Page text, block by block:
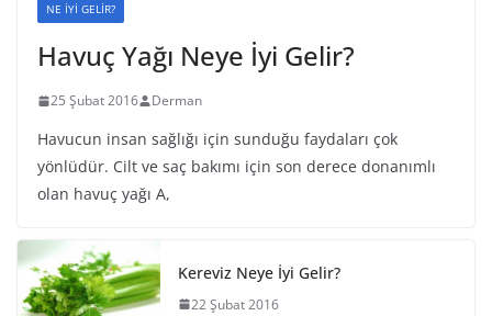
NE İYİ GELİR?
Havuç Yağı Neye İyi Gelir?
25 Şubat 2016 Derman
Havucun insan sağlığı için sunduğu faydaları çok
yönlüdür. Cilt ve saç bakımı için son derece donanımlı
olan havuç yağı A,
Kereviz Neye İyi Gelir?
22 Şubat 2016